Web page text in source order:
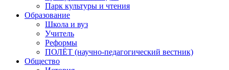
Парк культуры и чтения
Образование
Школа и вуз
Учитель
Реформы
ПОЛЁТ (научно-педагогический вестник)
Общество